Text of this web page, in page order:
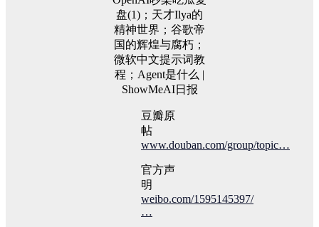
豆瓣原
帖
www.douban.com/group/topic…
官方声
明
weibo.com/1595145397/
…